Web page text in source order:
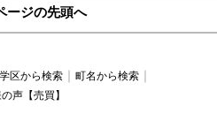
ージの先頭へ
学区から検索
町名から検索
声【売買】